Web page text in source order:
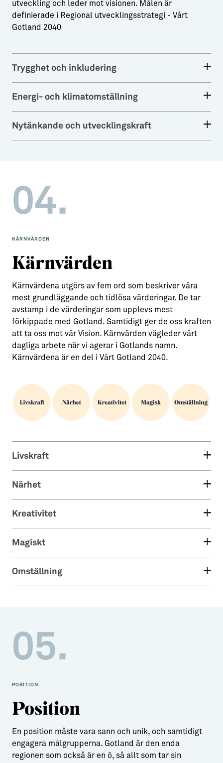
utveckling och leder mot visionen. Målen är
definierade i Regional utvecklingsstrategi - Vårt
Gotland 2040
Trygghet och inkludering
Energi- och klimatomställning
Nytänkande och utvecklingskraft
04.
KÄRNVÄRDEN
Kärnvärden
Kärnvärdena utgörs av fem ord som beskriver våra
mest grundläggande och tidlösa värderingar. De tar
avstamp i de värderingar som upplevs mest
förkippade med Gotland. Samtidigt ger de oss kraften
att ta oss mot vår Vision. Kärnvärden vägleder vårt
dagliga arbete när vi agerar i Gotlands namn.
Kärnvärdena är en del i Vårt Gotland 2040.
Livskraft
Närhet
Kreativitet
Magiskt
Omställning
05.
POSITION
Position
En position måste vara sann och unik, och samtidigt
engagera målgrupperna. Gotland är den enda
regionen som också är en ö, så allt som tar sin